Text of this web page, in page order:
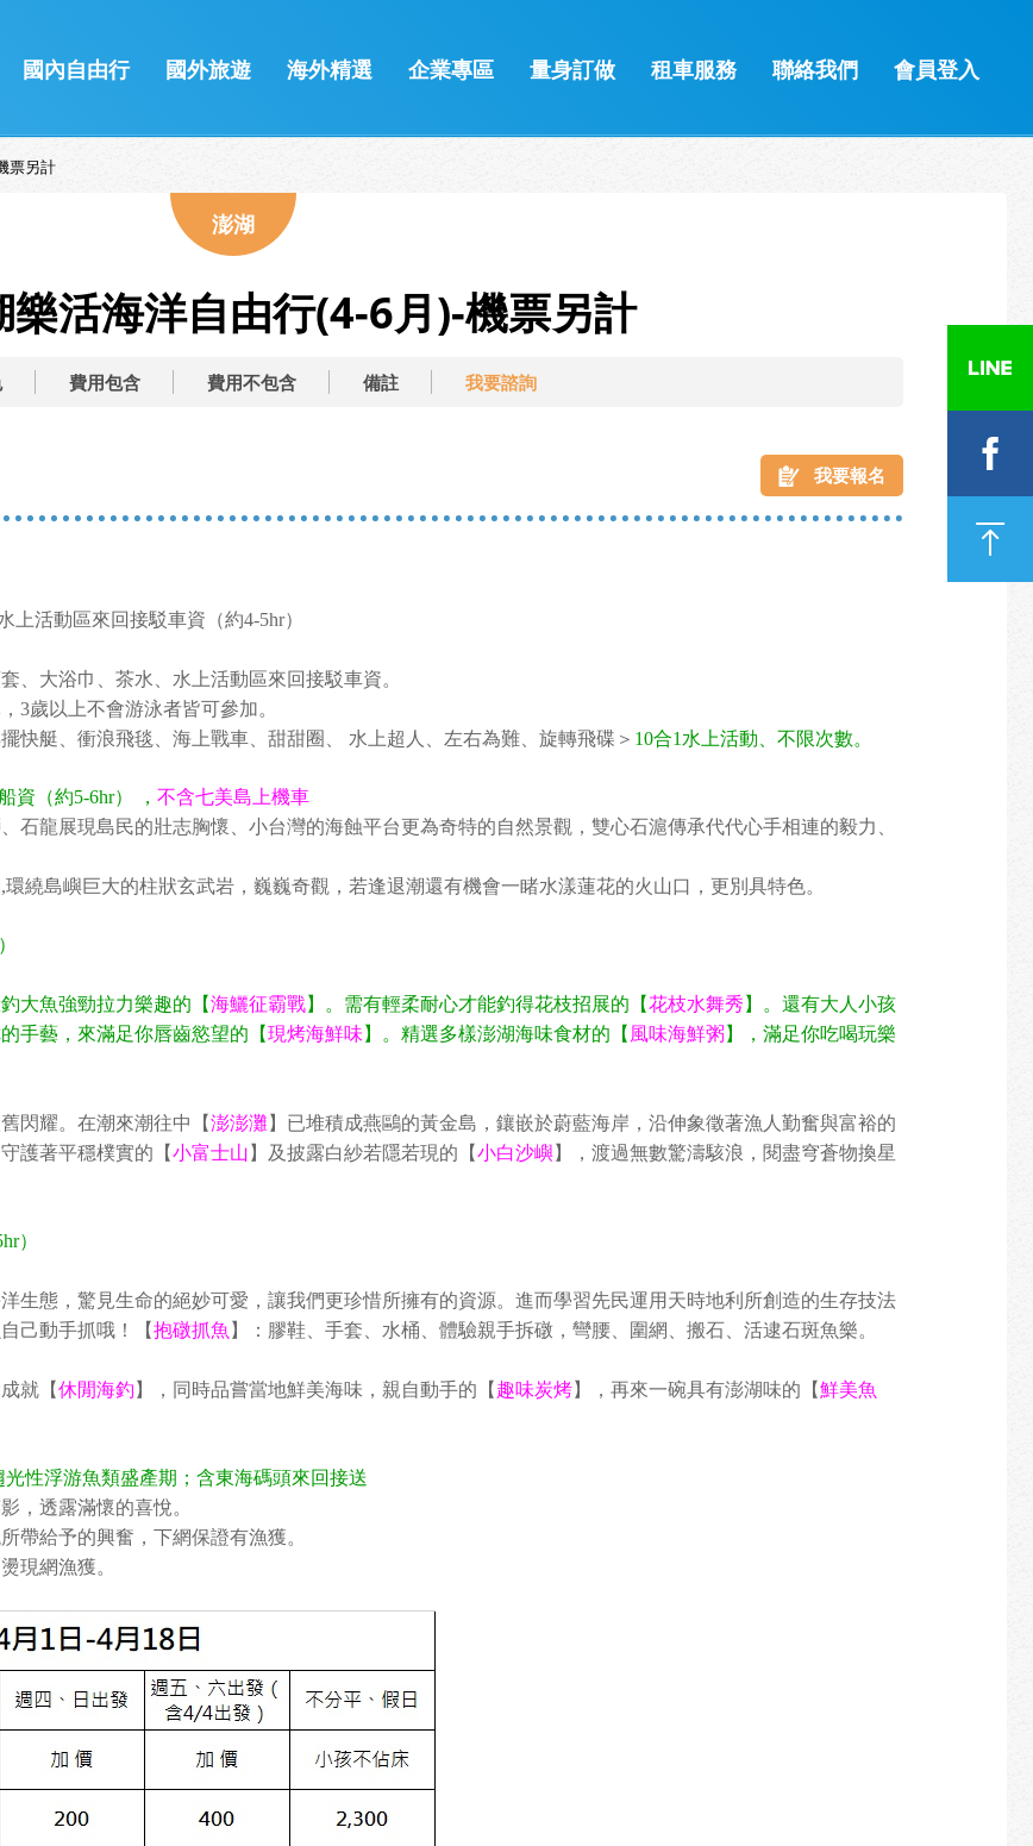
國內自由行 國外旅遊 海外精選 企業專區 量身訂做 租車服務 聯絡我們 會員登入
票另計
澎湖
活海洋自由行(4-6月)-機票另計
費用包含 費用不包含 備註 我要諮詢
我要報名
活動區來回接駁車資（約4-5hr）
、大浴巾、茶水、水上活動區來回接駁車資。
3歲以上不會游泳者皆可參加。
快艇、衝浪飛毯、海上戰車、甜甜圈、 水上超人、左右為難、旋轉飛碟＞ 10合1水上活動、不限次數。
資（約5-6hr） ， 不含七美島上機車
石龍展現島民的壯志胸懷、小台灣的海蝕平台更為奇特的自然景觀，雙心石滬傳承代代心手相連的毅力、
繞島嶼巨大的柱狀玄武岩，巍巍奇觀，若逢退潮還有機會一睹水漾蓮花的火山口，更別具特色。
大魚強勁拉力樂趣的【海鱺征霸戰】。需有輕柔耐心才能釣得花枝招展的【花枝水舞秀 】。還有大人小孩
手藝，來滿足你唇齒慾望的【現烤海鮮味 】。精選多樣澎湖海味食材的【 風味海鮮粥 】，滿足你吃喝玩樂
閃耀。在潮來潮往中【澎澎灘】已堆積成燕鷗的黃金島，鑲嵌於蔚藍海岸，沿伸象徵著漁人勤奮與富裕的
護著平穩樸實的【小富士山 】及披露白紗若隱若現的【小白沙嶼】，渡過無數驚濤駭浪，閱盡穹蒼物換星
）
生態，驚見生命的絕妙可愛，讓我們更珍惜所擁有的資源。進而學習先民運用天時地利所創造的生存技法
己動手抓哦！【抱礅抓魚 】：膠鞋、手套、水桶、體驗親手拆礅，彎腰、圍網、搬石、活逮石斑魚樂。
就【休閒海釣 】，同時品嘗當地鮮美海味，親自動手的【 趣味炭烤】，再來一碗具有澎湖味的【鮮美魚
性浮游魚類盛產期；含東海碼頭來回接送
，透露滿懷的喜悅。
帶給予的興奮，下網保證有漁獲。
現網漁獲。